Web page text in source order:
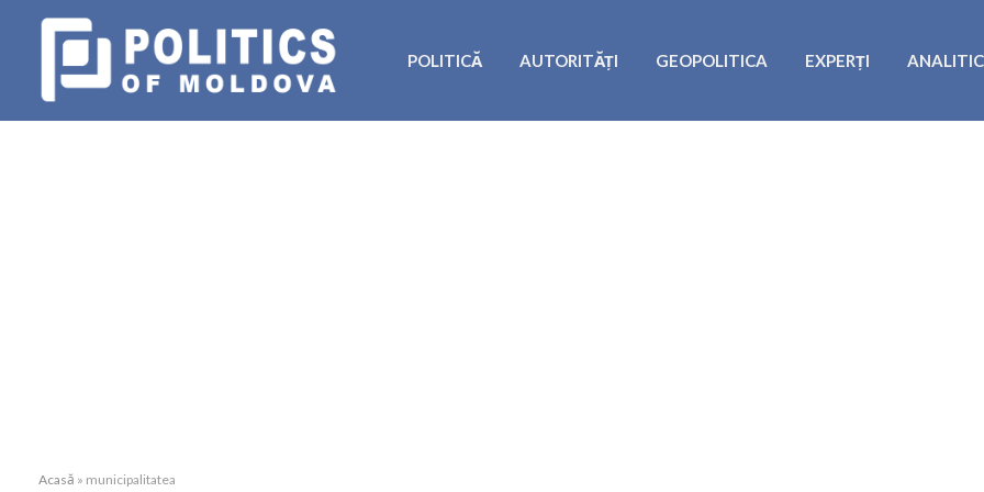
POLITICĂ AUTORITĂȚI GEOPOLITICA EXPERȚI
Acasă » municipalitatea